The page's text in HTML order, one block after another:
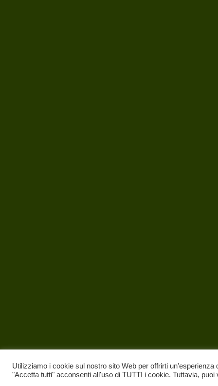
Utilizziamo i cookie sul nostro sito Web per offrirti
"Accetta tutti" acconsenti all'uso di TUTTI i cookie. Tuttavia,